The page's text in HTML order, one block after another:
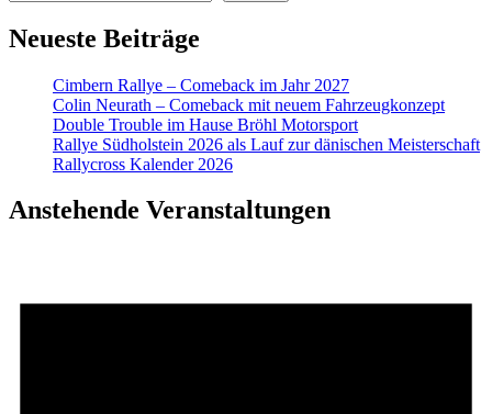
Neueste Beiträge
Cimbern Rallye – Comeback im Jahr 2027
Colin Neurath – Comeback mit neuem Fahrzeugkonzept
Double Trouble im Hause Bröhl Motorsport
Rallye Südholstein 2026 als Lauf zur dänischen Meisterschaft
Rallycross Kalender 2026
Anstehende Veranstaltungen